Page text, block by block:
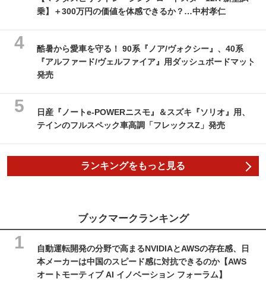
乗】＋300万円の価値を体感できるか？…中村孝仁
酷暑から愛車を守る！ 90系『ノア/ヴォクシー』、40系
『アルファード/ヴェルファイア』用ダッシュボードマット
発売
日産『ノートe-POWERニスモ』＆スズキ『ソリオ』用、
テインのフルスペック車高調「フレックスZ」発売
ランキングをもっと見る
ブックマークランキング
自動運転開発の分野で高まるNVIDIAとAWSの存在感、日
本メーカーは中国のスピード感に対抗できるのか【AWS
オートモーティブ AI イノベーション フォーラム】